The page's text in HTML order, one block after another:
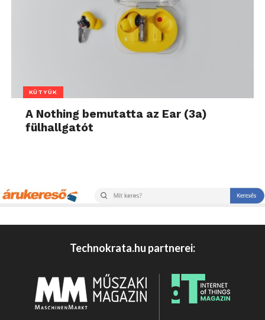
KÜTYÜK
A Nothing bemutatta az Ear (3a)
fülhallgatót
Technokrata.hu partnerei: